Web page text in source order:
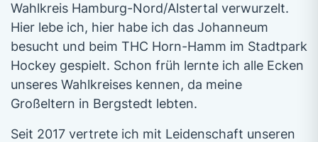
Wahlkreis Hamburg-Nord/Alstertal verwurzelt.
Hier lebe ich, hier habe ich das Johanneum
besucht und beim THC Horn-Hamm im Stadtpark
Hockey gespielt. Schon früh lernte ich alle Ecken
unseres Wahlkreises kennen, da meine
Großeltern in Bergstedt lebten.
Seit 2017 vertrete ich mit Leidenschaft unseren